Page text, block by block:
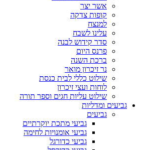
אשר יצר
קופות צדקה
למנצח
עלינו לשבח
סדר קידוש לבנה
פרנס היום
ברכת השנה
נר זיכרון מואר
שילוט כללי לבית כנסת
לוחות ועצי זיכרון
שילוט עליות חגים וספר תורה
גביעים ומדליות
גביעים
גביעי מתכת יוקרתיים
גביעי אומנויות לחימה
גביעי כדורגל